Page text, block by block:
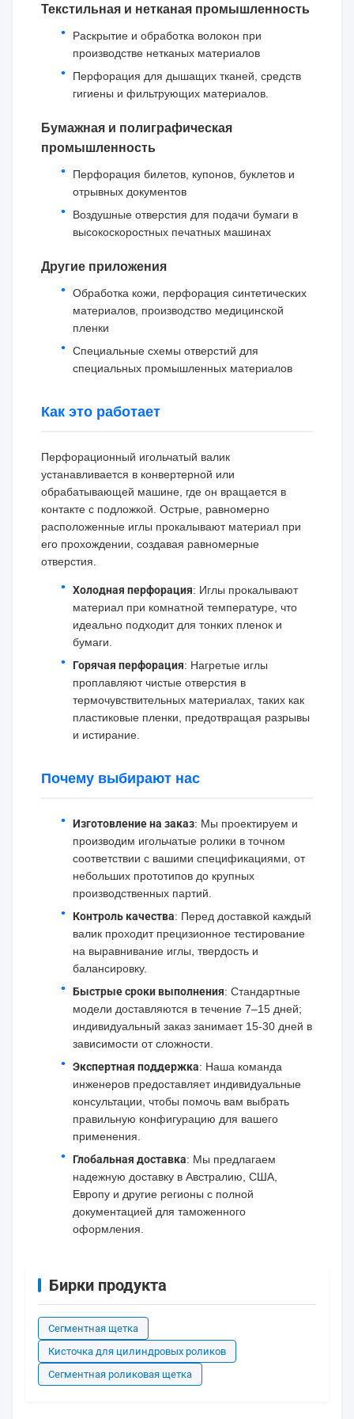
Текстильная и нетканая промышленность
Раскрытие и обработка волокон при
производстве нетканых материалов
Перфорация для дышащих тканей, средств
гигиены и фильтрующих материалов.
Бумажная и полиграфическая
промышленность
Перфорация билетов, купонов, буклетов и
отрывных документов
Воздушные отверстия для подачи бумаги в
высокоскоростных печатных машинах
Другие приложения
Обработка кожи, перфорация синтетических
материалов, производство медицинской
пленки
Специальные схемы отверстий для
специальных промышленных материалов
Как это работает
Перфорационный игольчатый валик
устанавливается в конвертерной или
обрабатывающей машине, где он вращается в
контакте с подложкой. Острые, равномерно
расположенные иглы прокалывают материал при
его прохождении, создавая равномерные
отверстия.
Холодная перфорация: Иглы прокалывают
материал при комнатной температуре, что
идеально подходит для тонких пленок и
бумаги.
Горячая перфорация: Нагретые иглы
проплавляют чистые отверстия в
термочувствительных материалах, таких как
пластиковые пленки, предотвращая разрывы
и истирание.
Почему выбирают нас
Изготовление на заказ: Мы проектируем и
производим игольчатые ролики в точном
соответствии с вашими спецификациями, от
небольших прототипов до крупных
производственных партий.
Контроль качества: Перед доставкой каждый
валик проходит прецизионное тестирование
на выравнивание иглы, твердость и
балансировку.
Быстрые сроки выполнения: Стандартные
модели доставляются в течение 7–15 дней;
индивидуальный заказ занимает 15-30 дней в
зависимости от сложности.
Экспертная поддержка: Наша команда
инженеров предоставляет индивидуальные
консультации, чтобы помочь вам выбрать
правильную конфигурацию для вашего
применения.
Глобальная доставка: Мы предлагаем
надежную доставку в Австралию, США,
Европу и другие регионы с полной
документацией для таможенного
оформления.
Бирки продукта
Сегментная щетка
Кисточка для цилиндровых роликов
Сегментная роликовая щетка